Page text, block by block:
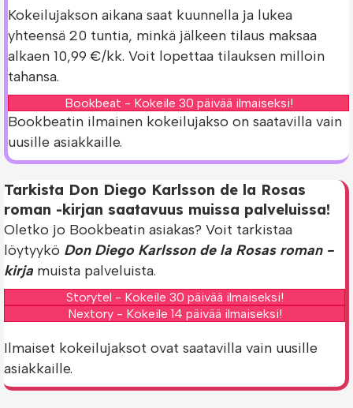
Kokeilujakson aikana saat kuunnella ja lukea
yhteensä 20 tuntia, minkä jälkeen tilaus maksaa
alkaen 10,99 €/kk. Voit lopettaa tilauksen milloin
tahansa.
Bookbeat - Kokeile 30 päivää ilmaiseksi!
Bookbeatin ilmainen kokeilujakso on saatavilla vain
uusille asiakkaille.
Tarkista Don Diego Karlsson de la Rosas
roman -kirjan saatavuus muissa palveluissa!
Oletko jo Bookbeatin asiakas? Voit tarkistaa
löytyykö Don Diego Karlsson de la Rosas roman -
kirja muista palveluista.
Storytel - Kokeile 30 päivää ilmaiseksi!
Nextory - Kokeile 14 päivää ilmaiseksi!
Ilmaiset kokeilujaksot ovat saatavilla vain uusille
asiakkaille.